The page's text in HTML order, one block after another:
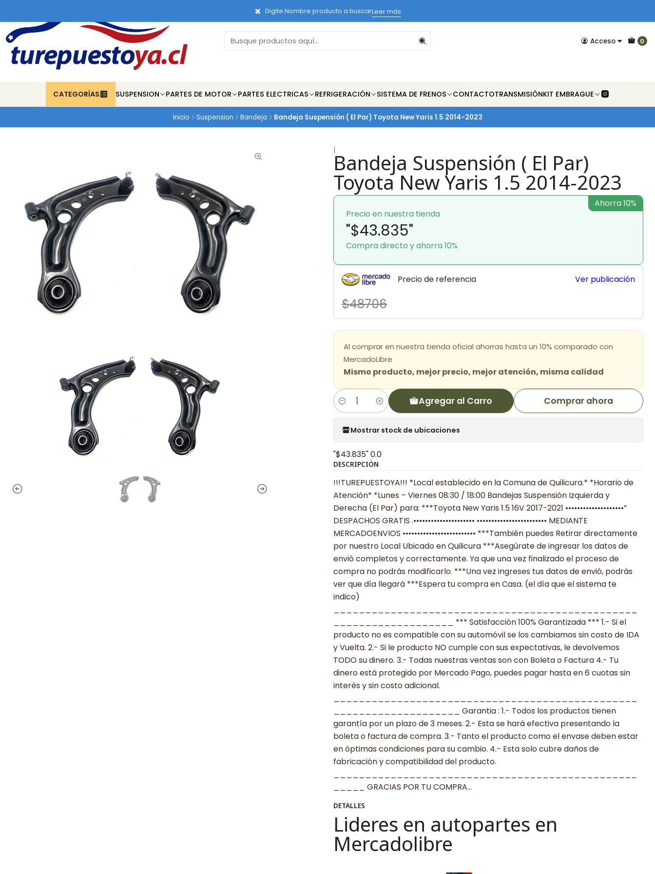
Acceso 0
CATEGORÍAS SUSPENSION PARTES DE MOTOR PARTES ELECTRICAS REFRIGERACIÓN SISTEMA DE FRENOS CONTACTOTRANSMISIÓNKIT EMBRAGUE
Digite Nombre producto a buscarLeer más
Inicio Suspension Bandeja Bandeja Suspensión ( El Par) Toyota New Yaris 1.5 2014-2023
|Bandeja Suspensión ( El Par)
Toyota New Yaris 1.5 2014-2023
Precio en nuestra tienda
"$43.835"
Compra directo y ahorra 10%
Ahorra 10%
Precio de referencia
$48706
Ver publicación
Al comprar en nuestra tienda oficial ahorras hasta un 10% comparado con
MercadoLibre
Mismo producto, mejor precio, mejor atención, misma calidad
Cantidad Agregar al Carro Comprar ahora
Mostrar stock de ubicaciones
"$43.835"0.0
DESCRIPCIÓN
!!!TUREPUESTOYA!!! *Local establecido en la Comuna de Quilicura.* *Horario de
Atención* *Lunes – Viernes 08:30 / 18:00 Bandejas Suspensión Izquierda y
Derecha (El Par) para: ***Toyota New Yaris 1.5 16V 2017-2021 ••••••••••••••••••••”
DESPACHOS GRATIS .••••••••••••••••••••• •••••••••••••••••••••••• MEDIANTE
MERCADOENVIOS ••••••••••••••••••••••••• ***También puedes Retirar directamente
por nuestro Local Ubicado en Quilicura ***Asegúrate de ingresar los datos de
envió completos y correctamente. Ya que una vez finalizado el proceso de
compra no podrás modificarlo. ***Una vez ingreses tus datos de envió, podrás
ver que día llegará ***Espera tu compra en Casa. (el día que el sistema te
indico)
___________________ *** Satisfacción 100% Garantizada *** 1.- Si el
producto no es compatible con su automóvil se los cambiamos sin costo de IDA
y Vuelta. 2.- Si le producto NO cumple con sus expectativas, le devolvemos
TODO su dinero. 3.- Todas nuestras ventas son con Boleta o Factura 4.- Tu
dinero está protegido por Mercado Pago, puedes pagar hasta en 6 cuotas sin
interés y sin costo adicional.
____________________ Garantia : 1.- Todos los productos tienen
garantía por un plazo de 3 meses. 2.- Esta se hará efectiva presentando la
boleta o factura de compra. 3.- Tanto el producto como el envase deben estar
en óptimas condiciones para su cambio. 4.- Esta solo cubre daños de
fabricación y compatibilidad del producto.
_____ GRACIAS POR TU COMPRA…
DETALLES
Lideres en autopartes en
Mercadolibre